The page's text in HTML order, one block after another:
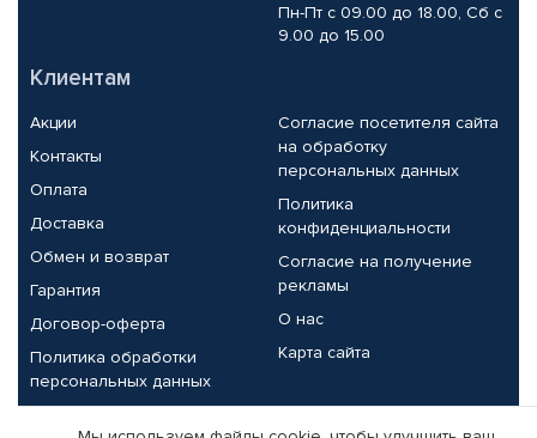
Пн-Пт с 09.00 до 18.00, Сб с
9.00 до 15.00
Клиентам
Акции
Контакты
Оплата
Доставка
Обмен и возврат
Гарантия
Договор-оферта
Политика обработки
персональных данных
Согласие посетителя сайта
на обработку
персональных данных
Политика
конфиденциальности
Согласие на получение
рекламы
О нас
Карта сайта